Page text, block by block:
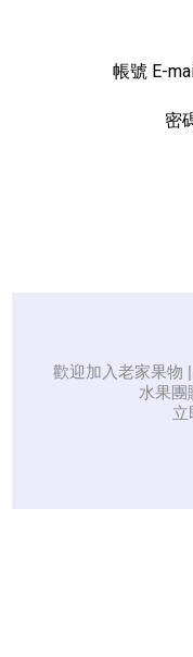
帳號 E-
密
歡迎加入老家果物
水果團
立